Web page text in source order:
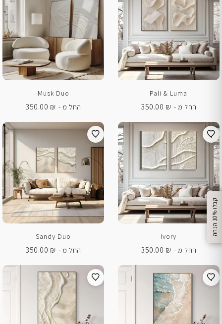
ק
ב
ל
ו
1
0
%
ה
נ
ח
ה
Pali & Luma
החל מ -
350.00 ₪
Musk Duo
החל מ -
350.00 ₪
Ivory
החל מ -
350.00 ₪
Sandy Duo
החל מ -
350.00 ₪